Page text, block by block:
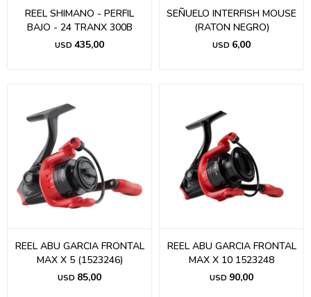
REEL SHIMANO - PERFIL
BAJO - 24 TRANX 300B
USD 435,00
SEÑUELO INTERFISH MOUSE
(RATON NEGRO)
USD 6,00
REEL ABU GARCIA FRONTAL
MAX X 5 (1523246)
USD 85,00
REEL ABU GARCIA FRONTAL
MAX X 10 1523248
USD 90,00